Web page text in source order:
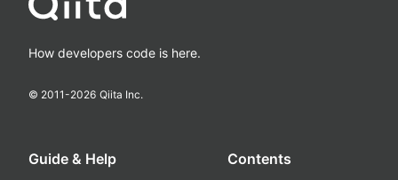
How developers code is here.
© 2011-2026 Qiita Inc.
Guide & Help Contents